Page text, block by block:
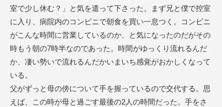
室で少し休む？」と気を遣って下さった。まず兄と僕で控室
に入り、病院内のコンビニで朝食を買い一息つく。コンビニ
がこんな時間に営業しているのか、と気になったのだがその
時もう朝の7時半なのであった。時間がゆっくり流れるんだ
か、凄い勢いで流れるんだかいまいち感覚がおかしくなって
いる。
父がずっと母の傍について手を握っているので交代する。思
えば、この時が母と過ごす最後の2人の時間だった。手をさ